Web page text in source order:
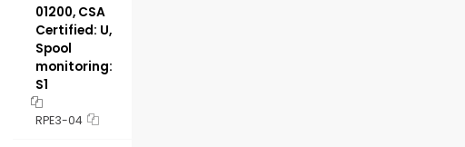
01200, CSA
Certified: U,
Spool
monitoring:
S1
RPE3-04